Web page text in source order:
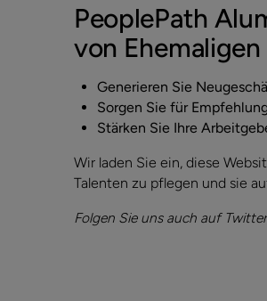
PeoplePath
von Ehemaligen
Generieren Sie
Sorgen Sie für
Stärken Sie Ihre
Wir laden Sie ein, diese
Talenten zu pflegen und sie
Folgen Sie uns auch auf